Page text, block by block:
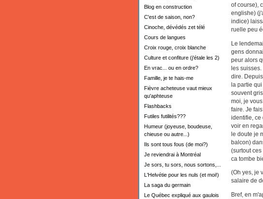
Blog en construction
C'est de saison, non?
Cinoche, dévédés zet télé
Cours de langues
Croix rouge, croix blanche
Culture et confiture (j'étale les 2)
En vrac... ou en ordre?
Famille, je te hais-me
Fièvre acheteuse vaut mieux
qu'aphteuse
Flashbacks
Futiles futilités???
Humeur (joyeuse, boudeuse,
chieuse ou autre...)
Ils sont tous fous (de moi?)
Je reviendrai à Montréal
Je sors, tu sors, nous sortons,...
L'Helvétie pour les nuls (et moi!)
La saga du germain
Le Québec expliqué aux gaulois
of course),
englishe)
indice)
ruelle peu
Le
gens
peur alors
les
dire.
la partie
souvent
moi, je
faire. Je
identifie, ce
voir en
le doute je
balcon)
(surtout
ca tombe
(Oh yes, je
salaire de
Bref, en